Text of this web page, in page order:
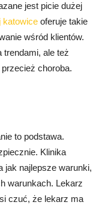
jest picie dużej
katowice oferuje takie
wśród klientów.
trendami, ale też
choroba.
to podstawa.
Klinika
jak najlepsze warunki,
warunkach. Lekarz
czuć, że lekarz ma